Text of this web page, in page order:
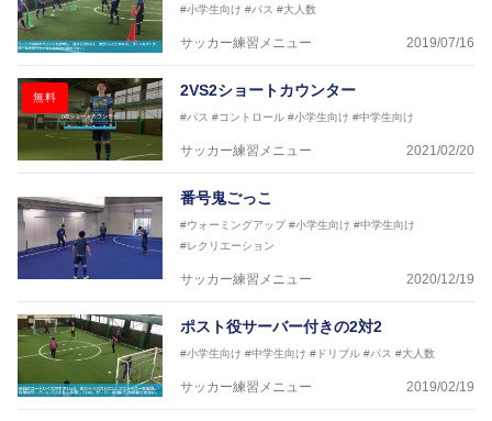
#小学生向け #パス #大人数
サッカー練習メニュー 2019/07/16
無料 2VS2ショートカウンター
#パス #コントロール #小学生向け #中学生向け
サッカー練習メニュー 2021/02/20
番号鬼ごっこ
#ウォーミングアップ #小学生向け #中学生向け
#レクリエーション
サッカー練習メニュー 2020/12/19
ポスト役サーバー付きの2対2
#小学生向け #中学生向け #ドリブル #パス #大人数
サッカー練習メニュー 2019/02/19